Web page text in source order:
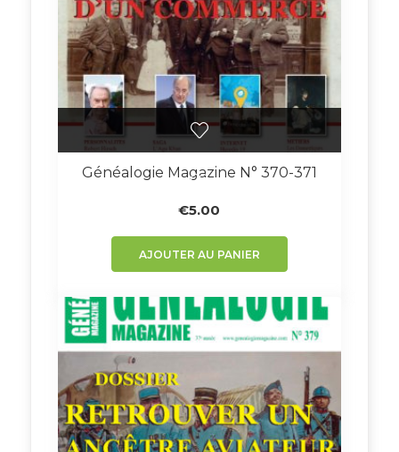
Généalogie Magazine N° 370-371
€5.00
AJOUTER AU PANIER